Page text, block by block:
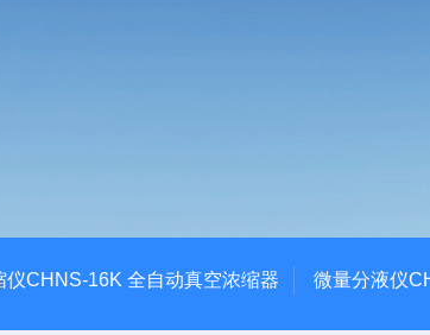
仪CHNS-16K 全自动真空浓缩器 微量分液仪